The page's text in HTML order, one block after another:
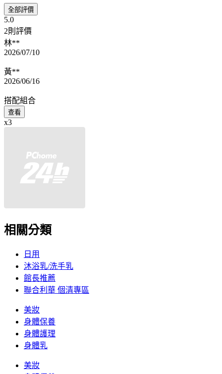
全部評價
5.0
2則評價
林**
2026/07/10
黃**
2026/06/16
搭配組合
查看
x3
相關分類
日用
沐浴乳/洗手乳
館長推薦
聯合利華 個清專區
美妝
身體保養
身體護理
身體乳
美妝